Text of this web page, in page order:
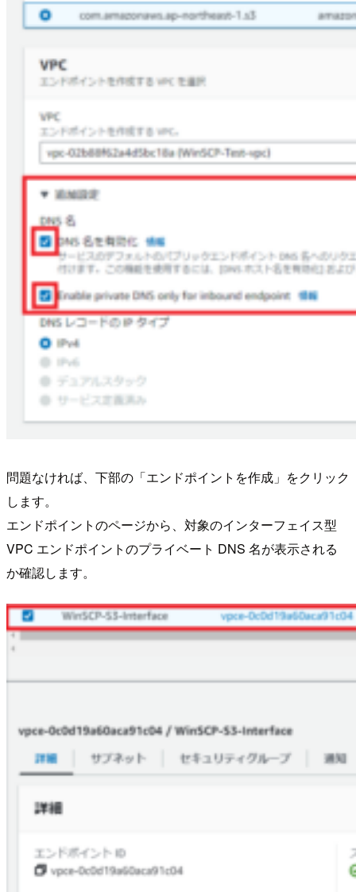
問題なければ、下部の「エンドポイントを作成」をクリック
します。
エンドポイントのページから、対象のインターフェイス型
VPC エンドポイントのプライベート DNS 名が表示される
か確認します。